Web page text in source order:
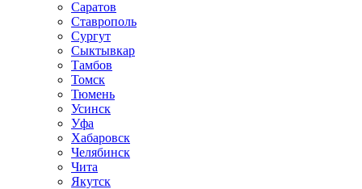
Саратов
Ставрополь
Сургут
Сыктывкар
Тамбов
Томск
Тюмень
Усинск
Уфа
Хабаровск
Челябинск
Чита
Якутск